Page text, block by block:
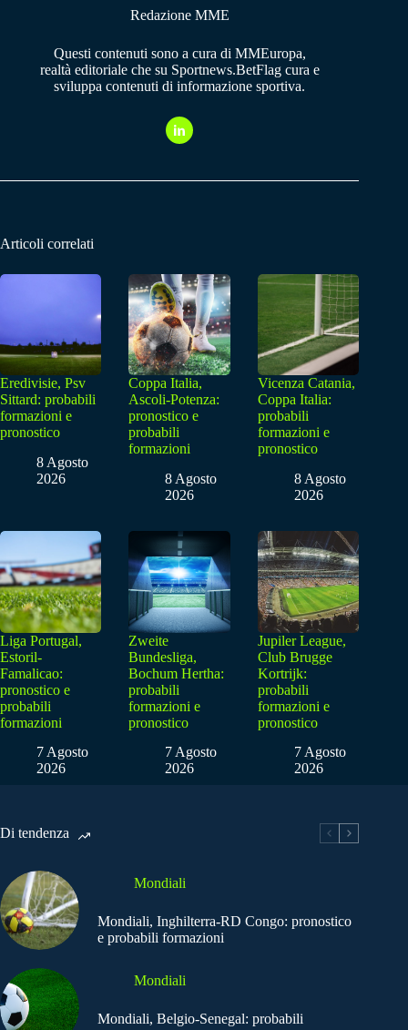
Redazione MME
Questi contenuti sono a cura di MMEuropa,
realtà editoriale che su Sportnews.BetFlag cura e
sviluppa contenuti di informazione sportiva.
Articoli correlati
Eredivisie, Psv
Sittard: probabili
formazioni e
pronostico
8 Agosto
2026
Coppa Italia,
Ascoli-Potenza:
pronostico e
probabili
formazioni
8 Agosto
2026
Vicenza Catania,
Coppa Italia:
probabili
formazioni e
pronostico
8 Agosto
2026
Liga Portugal,
Estoril-
Famalicao:
pronostico e
probabili
formazioni
7 Agosto
2026
Zweite
Bundesliga,
Bochum Hertha:
probabili
formazioni e
pronostico
7 Agosto
2026
Jupiler League,
Club Brugge
Kortrijk:
probabili
formazioni e
pronostico
7 Agosto
2026
Di tendenza
Mondiali
Mondiali, Inghilterra-RD Congo: pronostico
e probabili formazioni
Mondiali
Mondiali, Belgio-Senegal: probabili